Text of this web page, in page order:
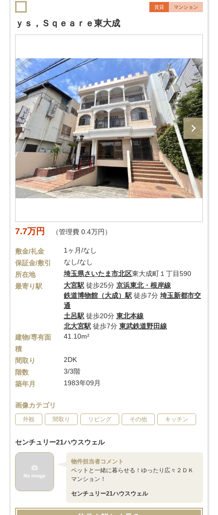
賃貸 マンション
ｙｓ，Ｓｑｅａｒｅ東大成
7.7万円 （管理費 0.4万円）
敷金/礼金
1ヶ月/なし
保証金/敷引
なし/なし
所在地
埼玉県さいたま市北区東大成町１丁目590
最寄り駅
大宮駅 徒歩25分 京浜東北・根岸線
鉄道博物館（大成）駅 徒歩7分 埼玉新都市交
通
土呂駅 徒歩20分 東北本線
北大宮駅 徒歩7分 東武鉄道野田線
建物/専有面
積
41.10m²
間取り
2DK
階数
3/3階
築年月
1983年09月
画像カテゴリ
外観 間取り リビング その他 キッチン
センチュリー21ハウスウェル
物件担当者コメント
ペットと一緒に暮らせる！ゆったり広々２ＤＫ
マンション！
センチュリー21ハウスウェル